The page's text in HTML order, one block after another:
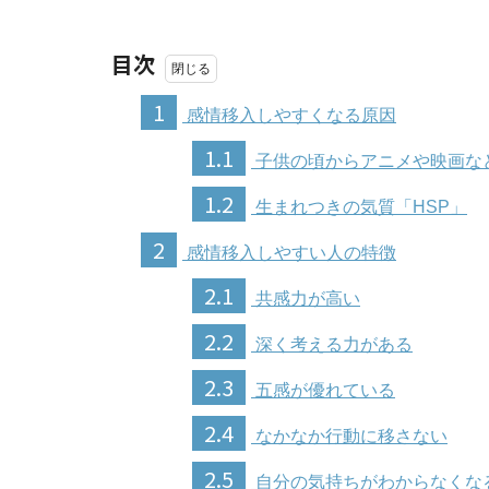
目次
1
感情移入しやすくなる原因
1.1 子供の頃からアニメや映画な
1.2 生まれつきの気質「HSP」
2 感情移入しやすい人の特徴
2.1 共感力が高い
2.2 深く考える力がある
2.3 五感が優れている
2.4 なかなか行動に移さない
2.5 自分の気持ちがわからなくな